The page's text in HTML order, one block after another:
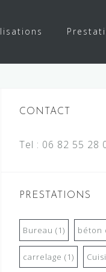
CONTACT
Tel : 06 82 55 28
PRESTATIONS
Bureau (1) béton
carrelage (1)